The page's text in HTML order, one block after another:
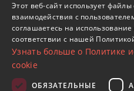
Объекты в Манильва
Пентхаусы в Manilva Beach
Этот веб-сайт использует
взаимодействия с
соглашаетесь на
соответствии с нашей
Узнать больше о Политике
cookie
ОБЯЗАТЕЛЬНЫЕ